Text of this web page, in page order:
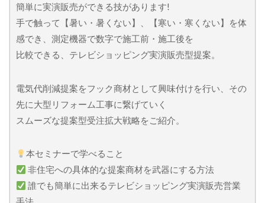
簡単に実演販売ができる技があります!
手で触って【暑い・暑くない】、【寒い・寒くない】を体
感でき、測定機器で数字で施工前・施工後を
比較できる、テレビショッピング実演販売型提案。
電気代削減提案をフック商材として興味付けを行い、その
先に大型リフォーム工事に繋げていく
スムーズな提案型受注拡大戦略をご紹介。
本セミナーで学べること
非住宅への具体的な提案商材を武器にする方法
誰でも簡単に出来るテレビショッピング実演販売営業